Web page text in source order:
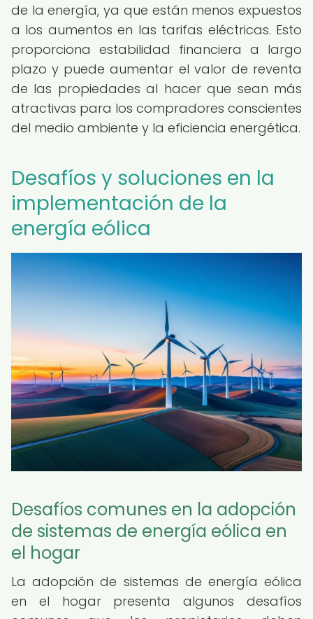
de la energía, ya que están menos expuestos
a los aumentos en las tarifas eléctricas. Esto
proporciona estabilidad financiera a largo
plazo y puede aumentar el valor de reventa
de las propiedades al hacer que sean más
atractivas para los compradores conscientes
del medio ambiente y la eficiencia energética.
Desafíos y soluciones en la
implementación de la
energía eólica
Desafíos comunes en la adopción
de sistemas de energía eólica en
el hogar
La adopción de sistemas de energía eólica
en el hogar presenta algunos desafíos